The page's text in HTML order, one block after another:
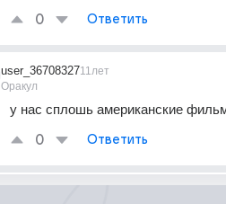
0 Ответить
user_36708327
Оракул
11лет
у нас сплошь американские
0 Ответить